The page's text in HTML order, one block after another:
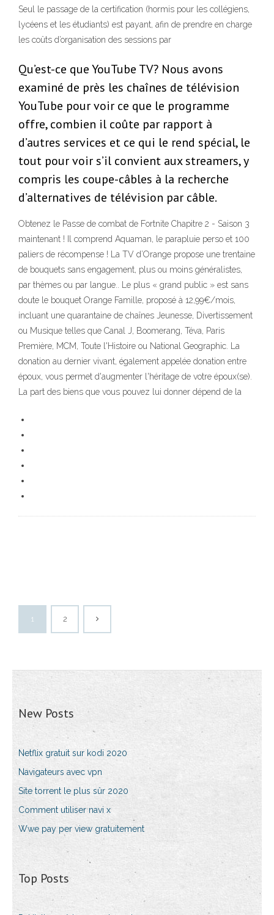
Seul le passage de la certification (hormis pour les collégiens,
lycéens et les étudiants) est payant, afin de prendre en charge
les coûts d’organisation des sessions par
Qu’est-ce que YouTube TV? Nous avons
examiné de près les chaînes de télévision
YouTube pour voir ce que le programme
offre, combien il coûte par rapport à
d’autres services et ce qui le rend spécial, le
tout pour voir s’il convient aux streamers, y
compris les coupe-câbles à la recherche
d’alternatives de télévision par câble.
Obtenez le Passe de combat de Fortnite Chapitre 2 - Saison 3
maintenant ! Il comprend Aquaman, le parapluie perso et 100
paliers de récompense ! La TV d’Orange propose une trentaine
de bouquets sans engagement, plus ou moins généralistes,
par thèmes ou par langue.. Le plus « grand public » est sans
doute le bouquet Orange Famille, proposé à 12,99€/mois,
incluant une quarantaine de chaînes Jeunesse, Divertissement
ou Musique telles que Canal J, Boomerang, Téva, Paris
Première, MCM, Toute l'Histoire ou National Geographic. La
donation au dernier vivant, également appelée donation entre
époux, vous permet d'augmenter l'héritage de votre époux(se).
La part des biens que vous pouvez lui donner dépend de la
1 2
New Posts
Netflix gratuit sur kodi 2020
Navigateurs avec vpn
Site torrent le plus sûr 2020
Comment utiliser navi x
Wwe pay per view gratuitement
Top Posts